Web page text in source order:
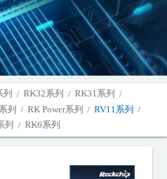
列 / RK32系列 / RK31系列
/
列 / RK Power系列 / RV11系列
/
列
/ RK6系列